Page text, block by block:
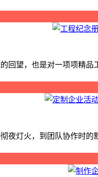
回望，也是对一项项精品
夜灯火，到团队协作时的